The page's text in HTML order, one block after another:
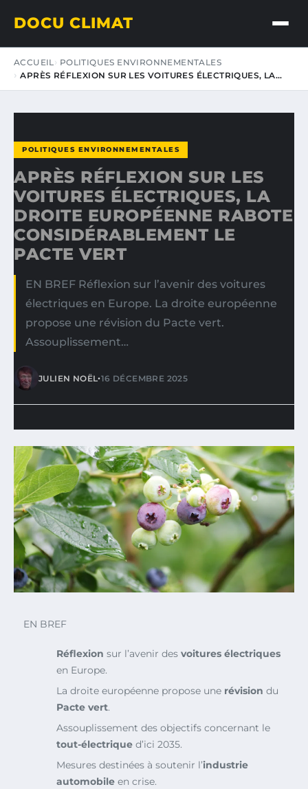
DOCU CLIMAT
ACCUEIL
POLITIQUES ENVIRONNEMENTALES
APRÈS RÉFLEXION SUR LES VOITURES ÉLECTRIQUES, LA…
POLITIQUES ENVIRONNEMENTALES
APRÈS RÉFLEXION SUR LES
VOITURES ÉLECTRIQUES, LA
DROITE EUROPÉENNE RABOTE
CONSIDÉRABLEMENT LE
PACTE VERT
EN BREF Réflexion sur l’avenir des voitures
électriques en Europe. La droite européenne
propose une révision du Pacte vert.
Assouplissement…
JULIEN NOËL•16 DÉCEMBRE 2025
EN BREF
Réflexion sur l’avenir des voitures électriques
en Europe.
La droite européenne propose une révision du
Pacte vert.
Assouplissement des objectifs concernant le
tout-électrique d’ici 2035.
Mesures destinées à soutenir l’industrie
automobile en crise.